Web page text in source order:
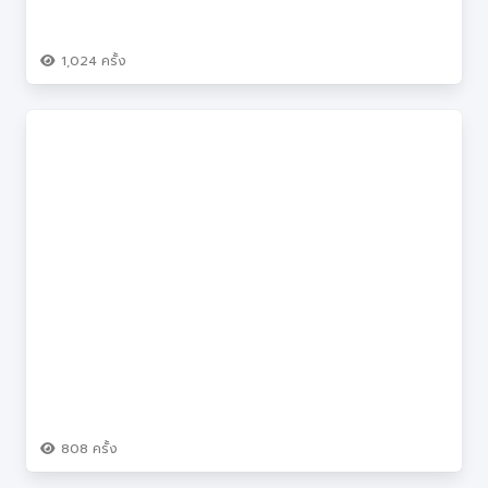
1,024 ครั้ง
808 ครั้ง